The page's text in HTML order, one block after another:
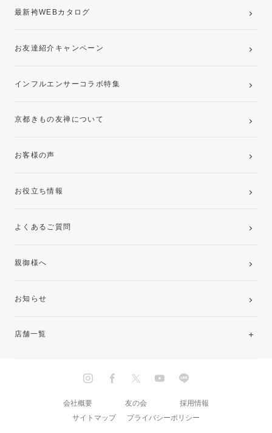
最新袴WEBカタログ
お友達紹介キャンペーン
インフルエンサーコラボ特集
京都きもの友禅について
お客様の声
お役立ち情報
よくあるご質問
親御様へ
お知らせ
店舗一覧
会社概要 友の会
採用情報
サイトマップ
プライバシーポリシー